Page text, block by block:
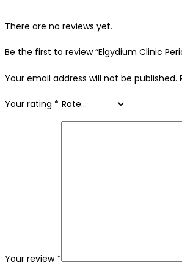
There are no reviews yet.
Be the first to review “Elgydium Clinic
Your email address will not be published.
Your rating *
Your review *